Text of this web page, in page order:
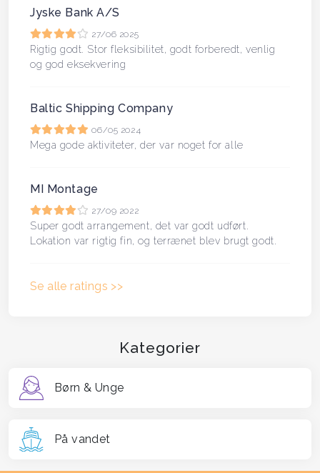
Jyske Bank A/S
27/06 2025
Rigtig godt. Stor fleksibilitet, godt forberedt, venlig
og god eksekvering
Baltic Shipping Company
06/05 2024
Mega gode aktiviteter, der var noget for alle
MI Montage
27/09 2022
Super godt arrangement, det var godt udført.
Lokation var rigtig fin, og terrænet blev brugt godt.
Se alle ratings >>
Kategorier
Børn & Unge
På vandet